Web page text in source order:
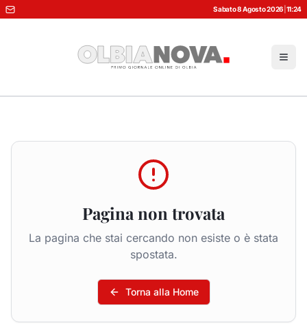
Sabato 8 Agosto 2026 11:24
Pagina non trovata
La pagina che stai cercando non esiste o è stata
spostata.
Torna alla Home